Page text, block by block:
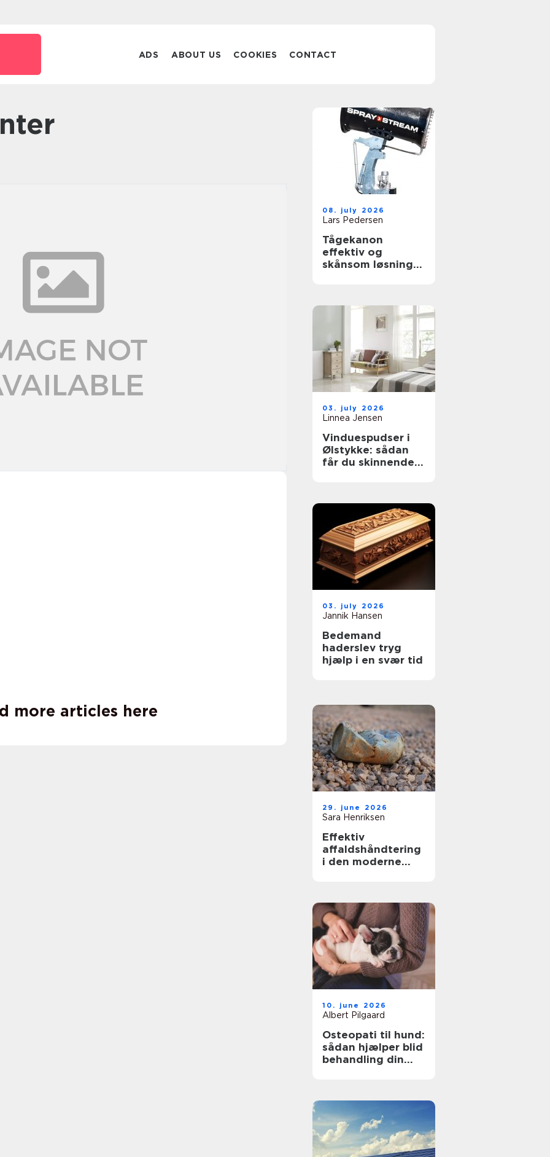
ADS ABOUT US COOKIES CONTACT
more articles here
08. july 2026
Lars Pedersen
Tågekanon
effektiv og
skånsom løsning
03. july 2026
Linnea Jensen
Vinduespudser i
Ølstykke: sådan
får du skinnende
03. july 2026
Jannik Hansen
Bedemand
haderslev tryg
hjælp i en svær tid
29. june 2026
Sara Henriksen
Effektiv
affaldshåndtering
i den moderne
10. june 2026
Albert Pilgaard
Osteopati til hund:
sådan hjælper blid
behandling din